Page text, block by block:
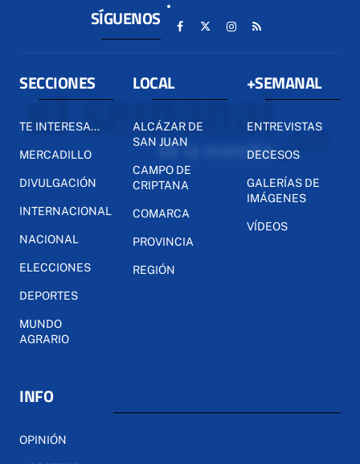
SÍGUENOS
SECCIONES
TE INTERESA...
MERCADILLO
DIVULGACIÓN
INTERNACIONAL
NACIONAL
ELECCIONES
DEPORTES
MUNDO
AGRARIO
LOCAL
ALCÁZAR DE
SAN JUAN
CAMPO DE
CRIPTANA
COMARCA
PROVINCIA
REGIÓN
+SEMANAL
ENTREVISTAS
DECESOS
GALERÍAS DE
IMÁGENES
VÍDEOS
INFO
OPINIÓN